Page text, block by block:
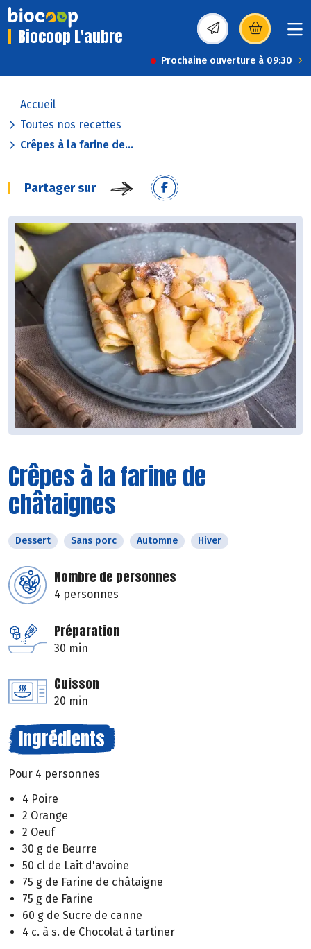
Biocoop L'aubre (s’ouvre dans une
Prochaine ouverture à 09:30
Accueil
Toutes nos recettes
Crêpes à la farine de...
Partager sur
Crêpes à la farine de
châtaignes
Dessert Sans porc Automne Hiver
Nombre de personnes
4 personnes
Préparation
30 min
Cuisson
20 min
Ingrédients
Pour 4 personnes
4 Poire
2 Orange
2 Oeuf
30 g de Beurre
50 cl de Lait d'avoine
75 g de Farine de châtaigne
75 g de Farine
60 g de Sucre de canne
4 c. à s. de Chocolat à tartiner